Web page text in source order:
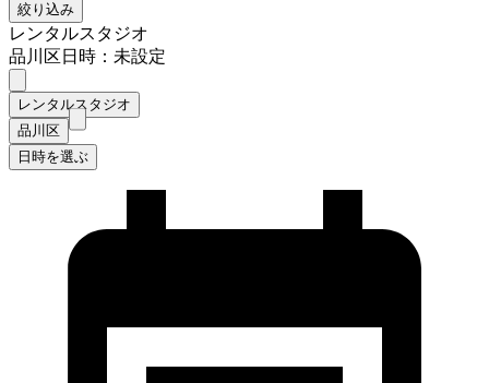
絞り込み
レンタルスタジオ
品川区日時：未設定
レンタルスタジオ
品川区
日時を選ぶ